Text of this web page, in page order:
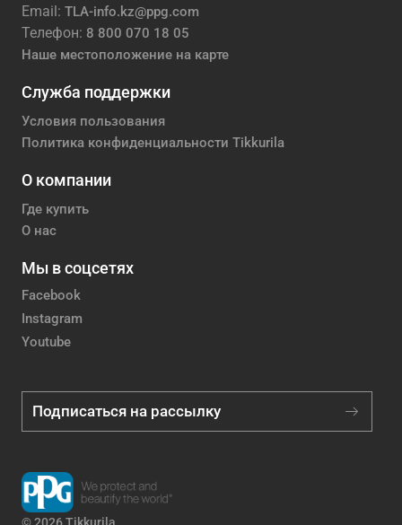
Email: TLA-info.kz@ppg.com
Телефон: 8 800 070 18 05
Наше местоположение на карте
Служба поддержки
Условия пользования
Политика конфиденциальности Tikkurila
О компании
Где купить
О нас
Мы в соцсетях
Facebook
Instagram
Youtube
Подписаться на рассылку